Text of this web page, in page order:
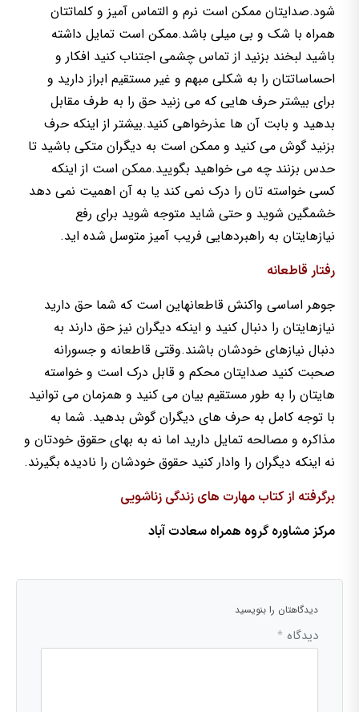
شود.صدایتان ممکن است نرم و التماس آمیز و کلماتتان
همراه با شک و بی میلی باشد.ممکن است تمایل داشته
باشید لبخند بزنید از تماس چشمی اجتناب کنید افکار و
احساساتتان را به شکلی مبهم و غیر مستقیم ابراز دارید و
برای بیشتر حرف هایی که می زنید حق را به طرف مقابل
بدهید و بابت آن ها عذرخواهی کنید.بیشتر از اینکه حرف
بزنید گوش می کنید و ممکن است به دیگران متکی باشید تا
حدس بزنند چه می خواهید بگویید.ممکن است از اینکه
کسی خواسته تان را درک نمی کند یا به آن اهمیت نمی دهد
خشمگین شوید و حتی شاید متوجه شوید برای رفع
نیازهایتان به راهبردهایی فریب آمیز متوسل شده اید.
رفتار قاطعانه
جوهر اساسی واکنش قاطعانهاین است که شما حق دارید
نیازهایتان را دنبال کنید و اینکه دیگران نیز حق دارند به
دنبال نیازهای خودشان باشند.وقتی قاطعانه و جسورانه
صحبت کنید صدایتان محکم و قابل درک است و خواسته
هایتان را به طور مستقیم بیان می کنید و همزمان می توانید
با توجه کامل به حرف های دیگران گوش بدهید. شما به
مذاکره و مصالحه تمایل دارید اما نه به بهای حقوق خودتان و
نه اینکه دیگران را وادار کنید حقوق خودشان را نادیده بگیرند.
برگرفته از کتاب مهارت های زندگی زناشویی
مرکز مشاوره گروه همراه سعادت آباد
دیدگاهتان را بنویسید
دیدگاه *